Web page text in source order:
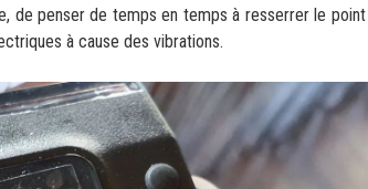
de penser de temps en temps à resserrer le point
à cause des vibrations.